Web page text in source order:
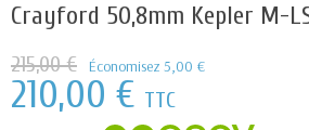
Crayford 50,8mm Kepler M-
215,00 € Économisez 5,00 €
210,00 € TTC